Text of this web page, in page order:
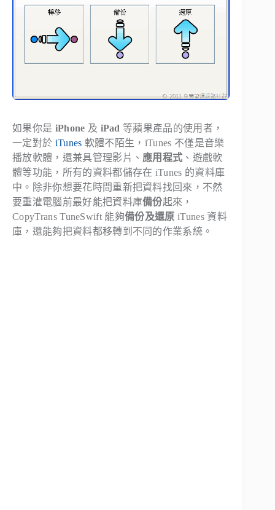
如果你是 iPhone 及 iPad 等蘋果產品的使用者，
一定對於 iTunes 軟體不陌生，iTunes 不僅是音樂
播放軟體，還兼具管理影片、 應用程式 、遊戲軟
體等功能，所有的資料都儲存在 iTunes 的資料庫
中。除非你想要花時間重新把資料找回來，不然
要重灌電腦前最好能把資料庫備份起來，
CopyTrans TuneSwift 能夠備份及還原 iTunes 資料
庫，還能夠把資料都移轉到不同的作業系統。